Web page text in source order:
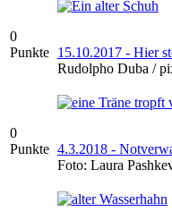
0
Punkte 15.10.2017 - Hier
Rudolpho Duba /
0
Punkte 4.3.2018 -
Foto: Laura